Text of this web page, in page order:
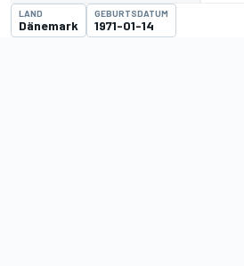
LAND
Dänemark
GEBURTSDATUM
1971-01-14